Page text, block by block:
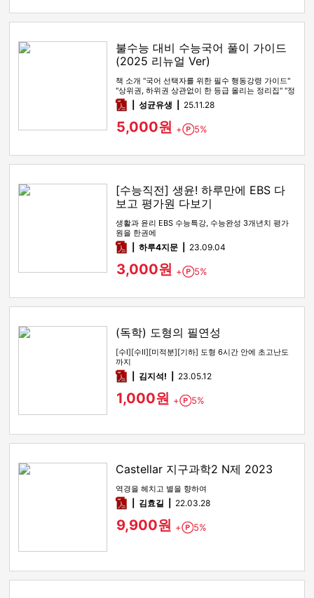
불수능 대비 수능국어 풀이 가이드
(2025 리뉴얼 Ver)
책 소개 "국어 선택자를 위한 필수 행동강령 가이드"
"상위권, 하위권 상관없이 한 등급 올리는 정리집" "정
시파이터 적극 …
pdf성균유생 25.11.28
5,000원 + Point
5%
[수능직전] 생윤! 하루만에 EBS 다
보고 평가원 다보기
생활과 윤리 EBS 수능특강, 수능완성 3개년치 평가
원을 한권에
pdf하루4지문 23.09.04
3,000원 + Point
5%
(독학) 도형의 필연성
[수Ⅰ][수Ⅱ][미적분][기하] 도형 6시간 안에 초고난도
까지
pdf김지석! 23.05.12
1,000원 + Point
5%
Castellar 지구과학2 N제 2023
역경을 헤치고 별을 향하여
pdf김효길 22.03.28
9,900원 + Point
5%